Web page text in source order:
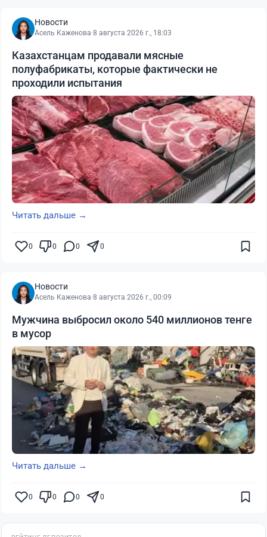
Новости
Асель Каженова·8 августа 2026 г., 18:03
Казахстанцам продавали мясные
полуфабрикаты, которые фактически не
проходили испытания
Читать дальше →
0 0 0 0
Новости
Асель Каженова·8 августа 2026 г., 00:09
Мужчина выбросил около 540 миллионов тенге
в мусор
Читать дальше →
0 0 0 0